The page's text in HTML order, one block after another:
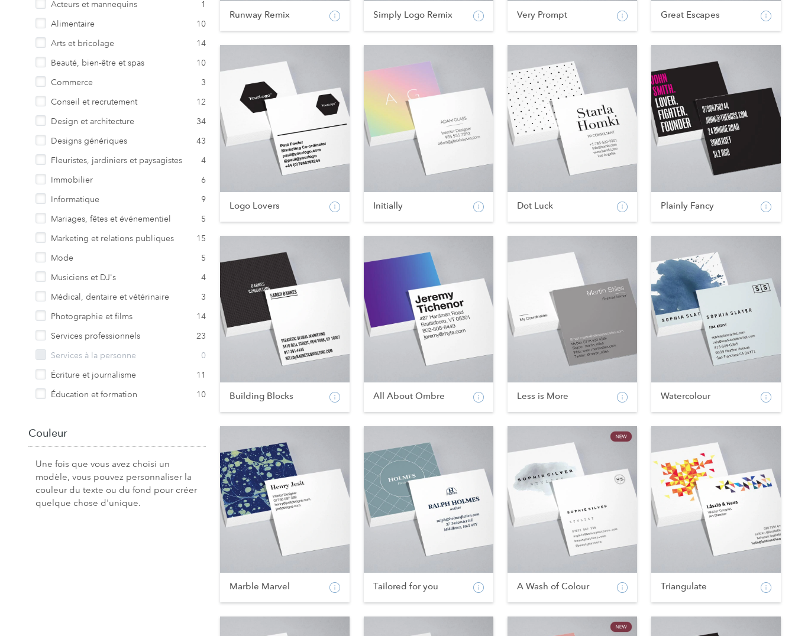
Acteurs et mannequins
1
Alimentaire
10
Arts et bricolage
14
Beauté, bien-être et spas
10
Commerce
3
Conseil et recrutement
12
Design et architecture
34
Designs génériques
43
Fleuristes, jardiniers et paysagistes
4
Immobilier
6
Informatique
9
Mariages, fêtes et événementiel
5
Marketing et relations publiques
15
Mode
5
Musiciens et DJ's
4
Médical, dentaire et vétérinaire
3
Photographie et films
14
Services professionnels
23
Services à la personne
0
Écriture et journalisme
11
Éducation et formation
10
Couleur
Une fois que vous avez choisi un
modèle, vous pouvez personnaliser la
couleur du texte ou du fond pour créer
quelque chose d'unique.
Runway Remix Simply Logo Remix Very Prompt Great Escapes
Logo Lovers Initially Dot Luck Plainly Fancy
Building Blocks All About Ombre Less is More Watercolour
Marble Marvel Tailored for you A Wash of Colour Triangulate